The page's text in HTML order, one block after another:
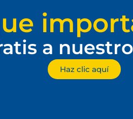
a
Haz clic aquí